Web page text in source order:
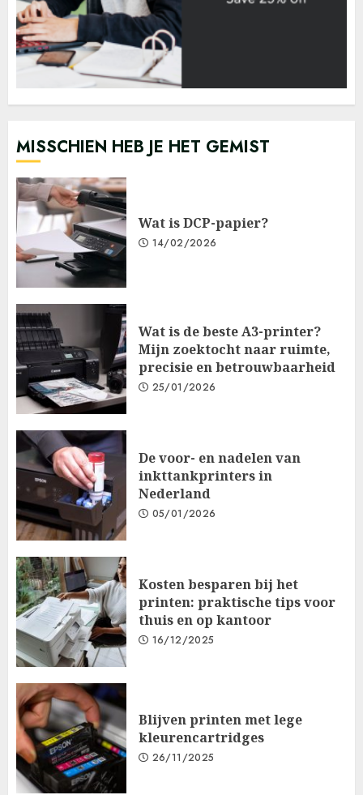
MISSCHIEN HEB JE HET GEMIST
Wat is DCP-papier?
14/02/2026
Wat is de beste A3-printer?
Mijn zoektocht naar ruimte,
precisie en betrouwbaarheid
25/01/2026
De voor- en nadelen van
inkttankprinters in
Nederland
05/01/2026
Kosten besparen bij het
printen: praktische tips voor
thuis en op kantoor
16/12/2025
Blijven printen met lege
kleurencartridges
26/11/2025